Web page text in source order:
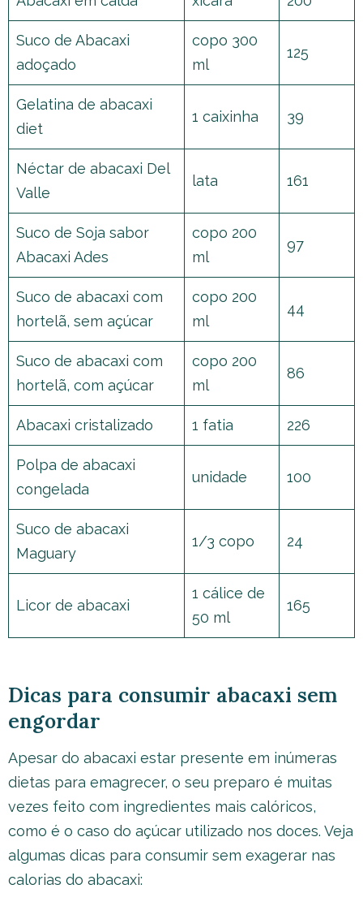
Suco de Abacaxi
adoçado
copo 300
ml
125
Gelatina de abacaxi
diet
1 caixinha 39
Néctar de abacaxi Del
Valle
lata 161
Suco de Soja sabor
Abacaxi Ades
copo 200
ml
97
Suco de abacaxi com
hortelã, sem açúcar
copo 200
ml
44
Suco de abacaxi com
hortelã, com açúcar
copo 200
ml
86
Abacaxi cristalizado 1 fatia 226
Polpa de abacaxi
congelada
unidade 100
Suco de abacaxi
Maguary
1/3 copo 24
Licor de abacaxi
1 cálice de
50 ml
165
Dicas para consumir abacaxi sem
engordar
Apesar do abacaxi estar presente em inúmeras
dietas para emagrecer, o seu preparo é muitas
vezes feito com ingredientes mais calóricos,
como é o caso do açúcar utilizado nos doces. Veja
algumas dicas para consumir sem exagerar nas
calorias do abacaxi: